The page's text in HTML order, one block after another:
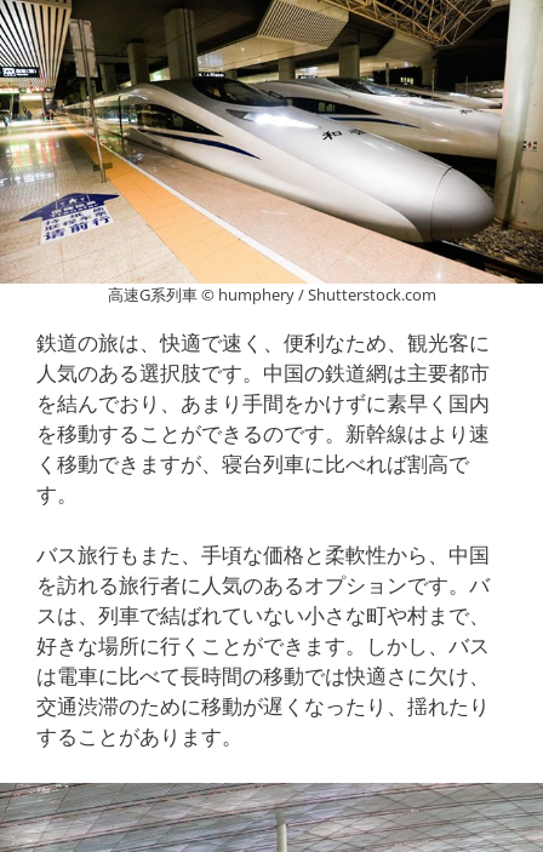
高速G系列車 © humphery / Shutterstock.com
鉄道の旅は、快適で速く、便利なため、観光客に
人気のある選択肢です。中国の鉄道網は主要都市
を結んでおり、あまり手間をかけずに素早く国内
を移動することができるのです。新幹線はより速
く移動できますが、寝台列車に比べれば割高で
す。
バス旅行もまた、手頃な価格と柔軟性から、中国
を訪れる旅行者に人気のあるオプションです。バ
スは、列車で結ばれていない小さな町や村まで、
好きな場所に行くことができます。しかし、バス
は電車に比べて長時間の移動では快適さに欠け、
交通渋滞のために移動が遅くなったり、揺れたり
することがあります。